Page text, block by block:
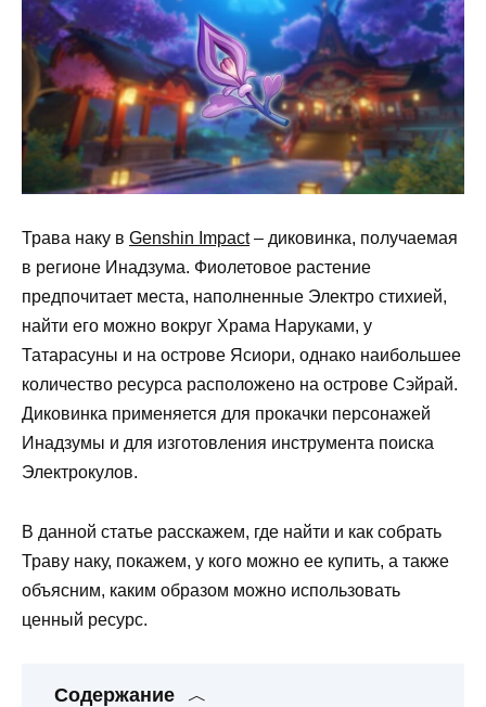
Трава наку в Genshin Impact– диковинка, получаемая
в регионе Инадзума. Фиолетовое растение
предпочитает места, наполненные Электро стихией,
найти его можно вокруг Храма Наруками, у
Татарасуны и на острове Ясиори, однако наибольшее
количество ресурса расположено на острове Сэйрай.
Диковинка применяется для прокачки персонажей
Инадзумы и для изготовления инструмента поиска
Электрокулов.
В данной статье расскажем, где найти и как собрать
Траву наку, покажем, у кого можно ее купить, а также
объясним, каким образом можно использовать
ценный ресурс.
Содержание